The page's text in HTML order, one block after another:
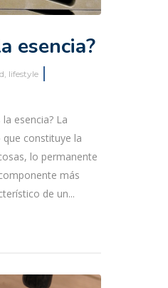
esencia?
lifestyle
esencia? La
que constituye la
lo permanente
más
de un...